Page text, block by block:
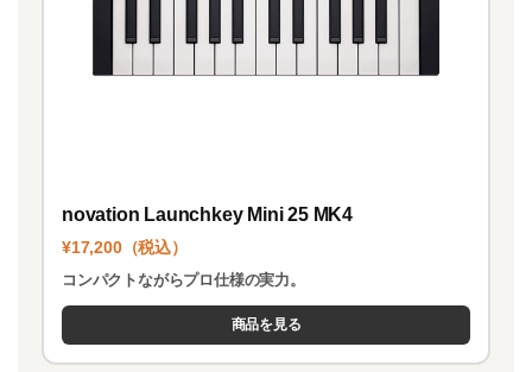
novation Launchkey Mini 25 MK4
¥17,200（税込）
コンパクトながらプロ仕様の実力。
商品を見る